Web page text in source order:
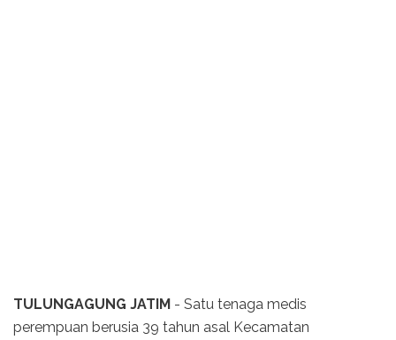
TULUNGAGUNG JATIM - Satu tenaga medis
perempuan berusia 39 tahun asal Kecamatan